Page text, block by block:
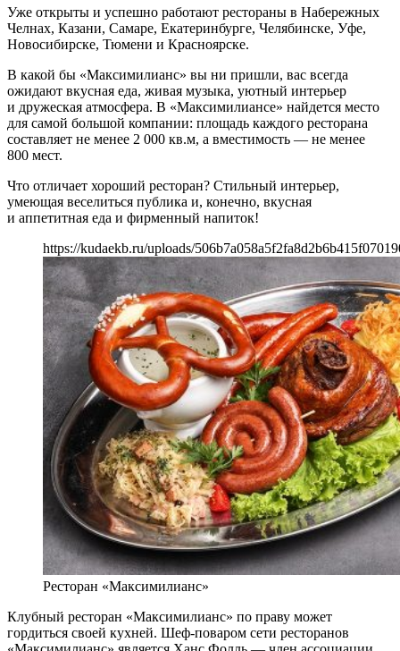
Уже открыты и успешно работают рестораны в Набережных
Челнах, Казани, Самаре, Екатеринбурге, Челябинске, Уфе,
Новосибирске, Тюмени и Красноярске.
В какой бы «Максимилианс» вы ни пришли, вас всегда
ожидают вкусная еда, живая музыка, уютный интерьер
и дружеская атмосфера. В «Максимилиансе» найдется место
для самой большой компании: площадь каждого ресторана
составляет не менее 2 000 кв.м, а вместимость — не менее
800 мест.
Что отличает хороший ресторан? Стильный интерьер,
умеющая веселиться публика и, конечно, вкусная
и аппетитная еда и фирменный напиток!
https://kudaekb.ru/uploads/
Ресторан «Максимилианс»
Клубный ресторан «Максимилианс» по праву может
гордиться своей кухней. Шеф-поваром сети ресторанов